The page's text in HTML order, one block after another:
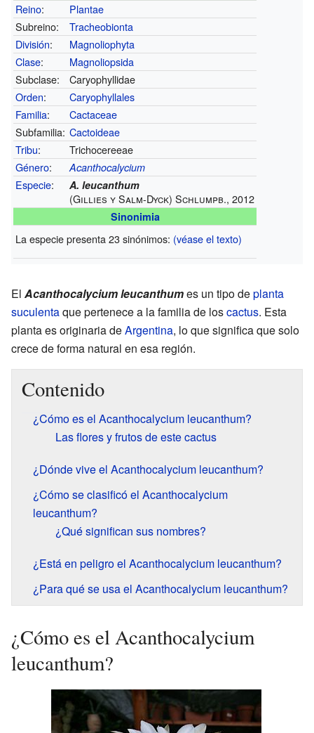
Reino:
Plantae
Subreino:
Tracheobionta
División:
Magnoliophyta
Clase:
Magnoliopsida
Subclase:
Caryophyllidae
Orden:
Caryophyllales
Familia:
Cactaceae
Subfamilia: Cactoideae
Tribu:
Trichocereeae
Género: Acanthocalycium
Especie: A. leucanthum
(Gillies y Salm-Dyck) Schlumpb., 2012
Sinonimia
La especie presenta 23 sinónimos: (véase el texto)
El Acanthocalycium leucanthumes un tipo deplanta
suculentaque pertenece a la familia de loscactus. Esta
planta es originaria deArgentina, lo que significa que solo
crece de forma natural en esa región.
Contenido
¿Cómo es el Acanthocalycium leucanthum?
Las flores y frutos de este cactus
¿Dónde vive el Acanthocalycium leucanthum?
¿Cómo se clasificó el Acanthocalycium
leucanthum?
¿Qué significan sus nombres?
¿Está en peligro el Acanthocalycium leucanthum?
¿Para qué se usa el Acanthocalycium leucanthum?
¿Cómo es el Acanthocalycium
leucanthum?